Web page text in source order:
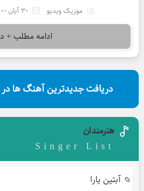
موزیک ویدیو 30 آبان 1400
ادامه مطلب +
دریافت جدیدترین آهنگ ها
هنرمندان
Singer List
آبتین یارا